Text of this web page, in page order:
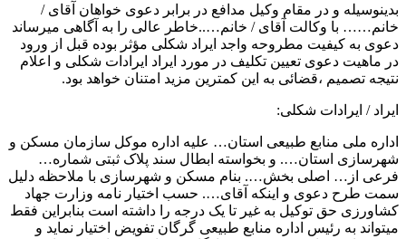
بدینوسیله و در مقام وکیل مدافع در برابر دعوی خواهان آقای /
خانم…… با وکالت آقای / خانم…..خاطر عالی را به آگاهی میرساند
دعوی به کیفیت مطروحه واجد ایراد شکلی مؤثر بوده قبل از ورود
در ماهیت دعوی تعیین تکلیف در مورد ایراد ایرادات شکلی و اعلام
نتیجه تصمیم ،قضائی به این کمترین مزید امتنان خواهد بود.
ایراد / ایرادات شکلی:
اداره ملی منابع طبیعی استان… علیه اداره موکل سازمان مسکن و
شهرسازی استان…. و بخواسته ابطال سند پلاک ثبتی شماره…
فرعی از… اصلی بخش…. بنام مسکن و شهرسازی با ملاحظه دلیل
سمت طرح دعوی و اینکه آقای…. حسب اختیار نامه وزارت جهاد
کشاورزی حق توکیل به غیر تا یک درجه را داشته است بنابراین فقط
میتواند به رئیس اداره منابع طبیعی گرگان تفویض اختیار نماید و